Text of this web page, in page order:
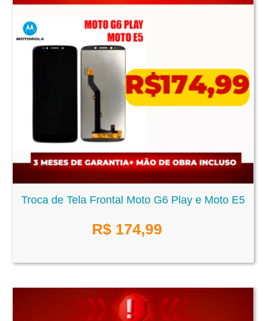
Troca de Tela Frontal Moto G6 Play e Moto E5
R$ 174,99